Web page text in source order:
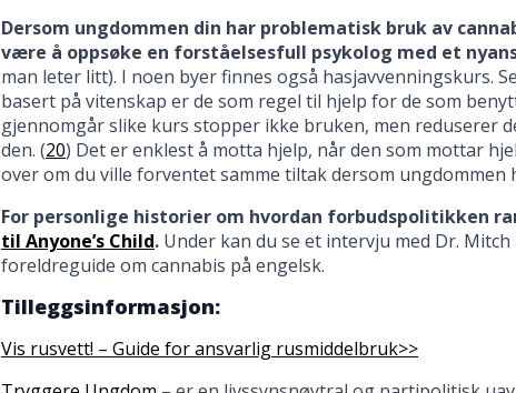
Dersom ungdommen din har problematisk bruk av
være å oppsøke en forståelsesfull psykolog med et
man leter litt). I noen byer finnes også hasjavvenningskurs.
basert på vitenskap er de som regel til hjelp for de som
gjennomgår slike kurs stopper ikke bruken, men reduserer
den. (20) Det er enklest å motta hjelp, når den som mottar
over om du ville forventet samme tiltak dersom ungdommen
For personlige historier om hvordan forbudspolitikken
til Anyone’s Child. Under kan du se et intervju med Dr.
foreldreguide om cannabis på engelsk.
Tilleggsinformasjon:
Vis rusvett! – Guide for ansvarlig rusmiddelbruk>>